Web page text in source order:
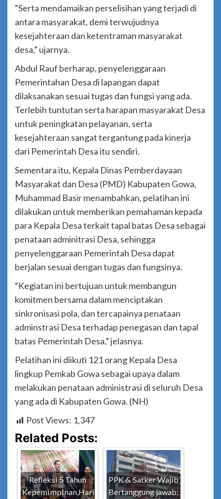
“Serta mendamaikan perselisihan yang terjadi di
antara masyarakat, demi terwujudnya
kesejahteraan dan ketentraman masyarakat
desa,” ujarnya.
Abdul Rauf berharap, penyelenggaraan
Pemerintahan Desa di lapangan dapat
dilaksanakan sesuai tugas dan fungsi yang ada.
Terlebih tuntutan serta harapan masyarakat Desa
untuk peningkatan pelayanan, serta
kesejahteraan sangat tergantung pada kinerja
dari Pemerintah Desa itu sendiri.
Sementara itu, Kepala Dinas Pemberdayaan
Masyarakat dan Desa (PMD) Kabupaten Gowa,
Muhammad Basir menambahkan, pelatihan ini
dilakukan untuk memberikan pemahaman kepada
para Kepala Desa terkait tapal batas Desa sebagai
penataan adminitrasi Desa, sehingga
penyelenggaraan Pemerintah Desa dapat
berjalan sesuai dengan tugas dan fungsinya.
“Kegiatan ini bertujuan untuk membangun
komitmen bersama dalam menciptakan
sinkronisasi pola, dan tercapainya penataan
adminstrasi Desa terhadap penegasan dan tapal
batas Pemerintah Desa,” jelasnya.
Pelatihan ini diikuti 121 orang Kepala Desa
lingkup Pemkab Gowa sebagai upaya dalam
melakukan penataan administrasi di seluruh Desa
yang ada di Kabupaten Gowa. (NH)
Post Views: 1,347
Related Posts:
Refleksi 5 Tahun
Kepemimpinan,Hari
PPK & Satker Wajib
Bertanggung jawab: